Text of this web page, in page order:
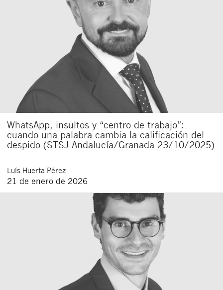
WhatsApp, insultos y “centro de trabajo”:
cuando una palabra cambia la calificación del
despido (STSJ Andalucía/Granada 23/10/2025)
Luís Huerta Pérez
21 de enero de 2026